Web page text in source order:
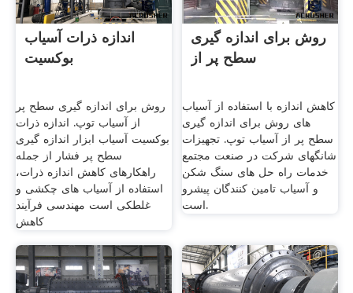
اندازه ذرات آسیاب
بوکسیت
روش برای اندازه گیری سطح پر
از آسیاب توپ. اندازه ذرات
بوکسیت آسیاب ابزار اندازه گیری
سطح پر فشار از جمله
راهکارهای کاهش اندازه ذرات،
استفاده از آسیاب های چکشی و
غلطکی است مهندسی فرآیند
کاهش
روش برای اندازه گیری
سطح پر از
کاهش اندازه با استفاده از آسیاب
های روش برای اندازه گیری
سطح پر از آسیاب توپ. تجهیزات
شانگهای شرکت در صنعت مجتمع
خدمات راه حل های سنگ شکن
و آسیاب تامین کنندگان پیشرو
است.